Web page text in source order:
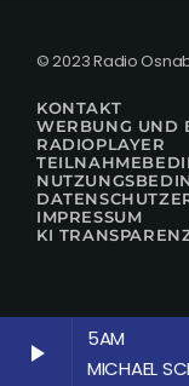
play_arrow
5AM
MICHAEL
© 2023 Radio
KONTAKT
WERBUNG UND
RADIOPLAYER
IMPRESSUM
KI